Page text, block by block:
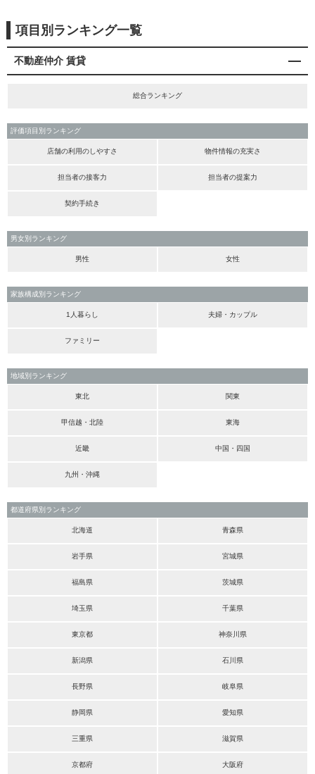
項目別ランキング一覧
不動産仲介 賃貸
総合ランキング
評価項目別ランキング
店舗の利用のしやすさ 物件情報の充実さ
担当者の接客力 担当者の提案力
契約手続き
男女別ランキング
男性 女性
家族構成別ランキング
1人暮らし 夫婦・カップル
ファミリー
地域別ランキング
東北 関東
甲信越・北陸 東海
近畿 中国・四国
九州・沖縄
都道府県別ランキング
北海道 青森県
岩手県 宮城県
福島県 茨城県
埼玉県 千葉県
東京都 神奈川県
新潟県 石川県
長野県 岐阜県
静岡県 愛知県
三重県 滋賀県
京都府 大阪府